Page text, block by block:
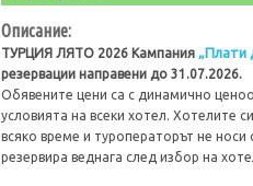
Описание:
ТУРЦИЯ ЛЯТО 2026 Кампания „Плати
резервации направени до 31.07.2026.
Обявените цени са с динамично
условията на всеки хотел. Хотелите
всяко време и туроператорът не
резервира веднага след избор на